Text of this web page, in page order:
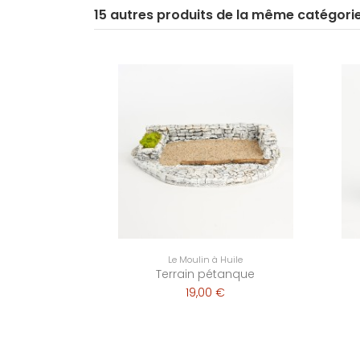
15 autres produits de la même
Le Moulin à Huile
Terrain pétanque
19,00 €